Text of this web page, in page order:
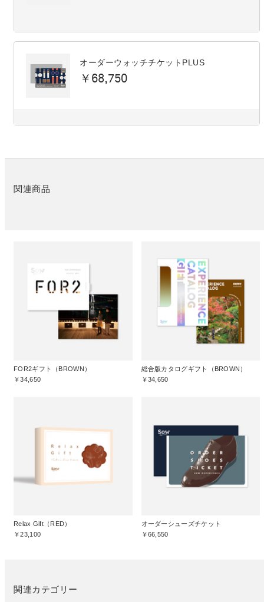
オーダーウォッチチケットPLUS
￥68,750
関連商品
FOR2ギフト（BROWN）
￥34,650
総合版カタログギフト（BROWN）
￥34,650
Relax Gift（RED）
￥23,100
オーダーシューズチケット
￥66,550
関連カテゴリー